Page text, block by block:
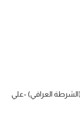
العراقي) -علي